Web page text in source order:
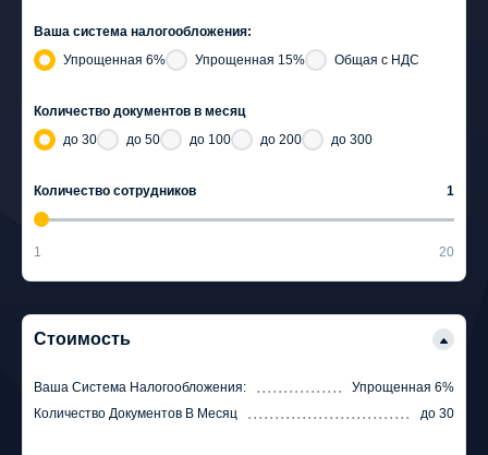
Ваша система налогообложения:
Упрощенная 6%
Упрощенная 15% Общая с НДС
Количество документов в месяц
до 30
до 50 до 100 до 200 до 300
Количество сотрудников 1
1 20
Стоимость
Ваша Система Налогообложения:
Упрощенная 6%
Количество Документов В Месяц
до 30